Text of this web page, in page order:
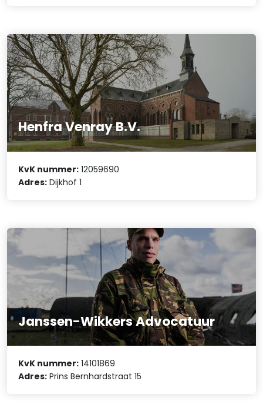
Henfra Venray B.V.
KvK nummer: 12059690
Adres: Dijkhof 1
Janssen-Wikkers Advocatuur
KvK nummer: 14101869
Adres: Prins Bernhardstraat 15